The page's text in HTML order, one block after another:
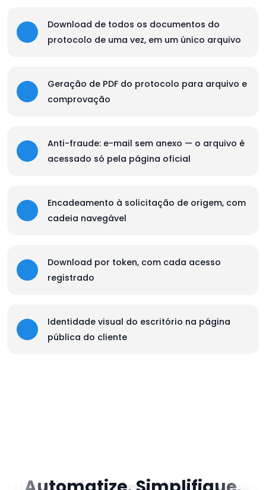
Download de todos os documentos do
protocolo de uma vez, em um único arquivo
Geração de PDF do protocolo para arquivo e
comprovação
Anti-fraude: e-mail sem anexo — o arquivo é
acessado só pela página oficial
Encadeamento à solicitação de origem, com
cadeia navegável
Download por token, com cada acesso
registrado
Identidade visual do escritório na página
pública do cliente